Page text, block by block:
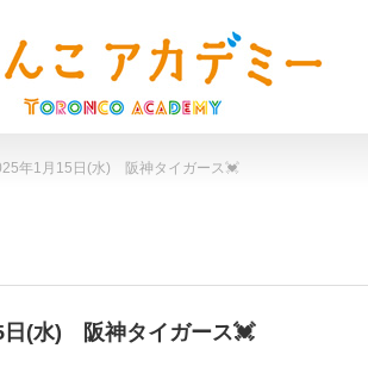
年1月15日(水) 阪神タイガース💓
日(水) 阪神タイガース💓